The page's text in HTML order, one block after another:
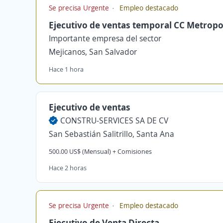
Se precisa Urgente Empleo destacado
Ejecutivo de ventas temporal CC
Importante empresa del sector
Mejicanos, San Salvador
Hace 1 hora
Ejecutivo de ventas
CONSTRU-SERVICES SA DE CV
San Sebastián Salitrillo, Santa Ana
500.00 US$ (Mensual) + Comisiones
Hace 2 horas
Se precisa Urgente Empleo destacado